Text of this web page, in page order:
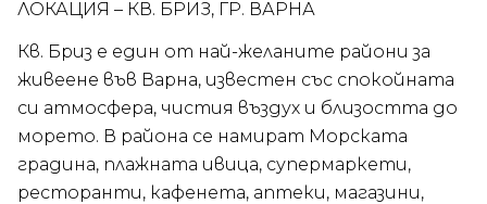
ЛОКАЦИЯ – КВ. БРИЗ, ГР. ВАРНА
Кв. Бриз е един от най-желаните райони за
живеене във Варна, известен със спокойната
си атмосфера, чистия въздух и близостта до
морето. В района се намират Морската
градина, плажната ивица, супермаркети,
ресторанти, кафенета, аптеки, магазини,